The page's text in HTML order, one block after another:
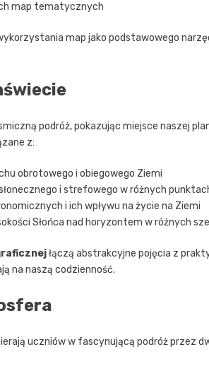
map tematycznych
map jako podstawowego
podróż, pokazując miejsce naszej
z:
obrotowego i obiegowego Ziemi
i strefowego w różnych
i ich wpływu na życie na Ziemi
Słońca nad horyzontem w różnych
łączą abstrakcyjne pojęcia z
na naszą codzienność.
uczniów w fascynującą podróż przez